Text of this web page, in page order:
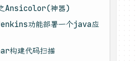
Ansicolor(神器)
功能部署一个java应
构建代码扫描